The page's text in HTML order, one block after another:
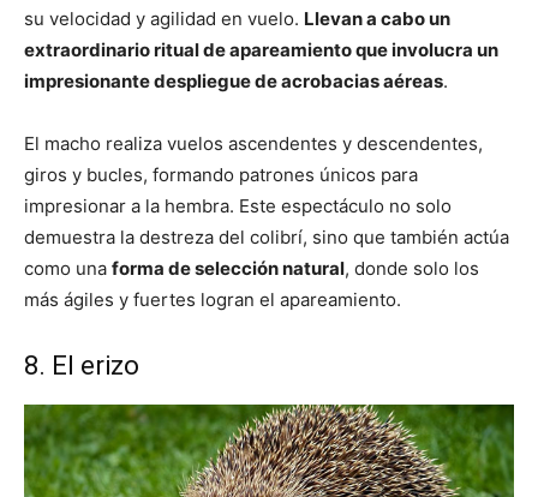
su velocidad y agilidad en vuelo. Llevan a cabo un
extraordinario ritual de apareamiento que involucra un
impresionante despliegue de acrobacias aéreas.
El macho realiza vuelos ascendentes y descendentes,
giros y bucles, formando patrones únicos para
impresionar a la hembra. Este espectáculo no solo
demuestra la destreza del colibrí, sino que también actúa
como una forma de selección natural, donde solo los
más ágiles y fuertes logran el apareamiento.
8. El erizo